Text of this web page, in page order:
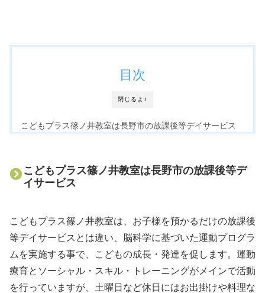
閉じるよ♪
目次
こどもプラス篠ノ井教室は長野市の放課後等デイサービス
こどもプラス篠ノ井教室は長野市の放課後等デ
イサービス
こどもプラス篠ノ井教室は、お子様を預かるだけの放課後
等デイサービスとは違い、脳科学に基づいた運動プログラ
ムを実施する事で、こどもの成長・発達を促します。運動
療育とソーシャル・スキル・トレーニングがメインで活動
を行っていますが、土曜日など休日にはお出掛けや料理な